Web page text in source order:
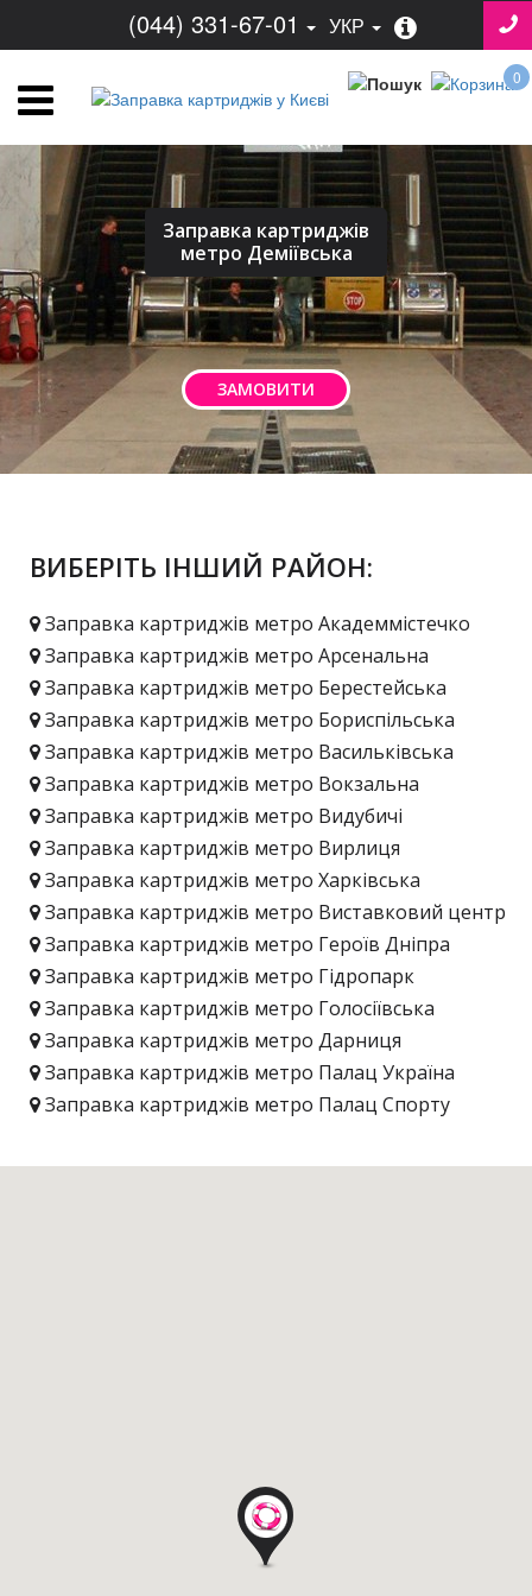
(044) 331-67-01 УКР
0
Заправка картриджів
метро Деміївська
ЗАМОВИТИ
ВИБЕРІТЬ ІНШИЙ РАЙОН:
Заправка картриджів метро Академмістечко
Заправка картриджів метро Арсенальна
Заправка картриджів метро Берестейська
Заправка картриджів метро Бориспільська
Заправка картриджів метро Васильківська
Заправка картриджів метро Вокзальна
Заправка картриджів метро Видубичі
Заправка картриджів метро Вирлиця
Заправка картриджів метро Харківська
Заправка картриджів метро Виставковий центр
Заправка картриджів метро Героїв Дніпра
Заправка картриджів метро Гідропарк
Заправка картриджів метро Голосіївська
Заправка картриджів метро Дарниця
Заправка картриджів метро Палац Україна
Заправка картриджів метро Палац Спорту
Заправка картриджів метро Дніпро
Заправка картриджів метро Лівобережна
Заправка картриджів метро Лісова
Заправка картриджів метро Лук'янівська